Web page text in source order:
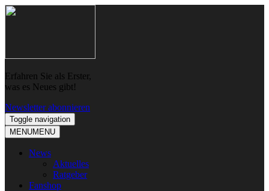
Skip
Skip
Erfahren Sie als Erster,
was es Neues gibt!
Newsletter abonnieren
Toggle navigation
MENUMENU
News
Aktuelles
Ratgeber
Fanshop